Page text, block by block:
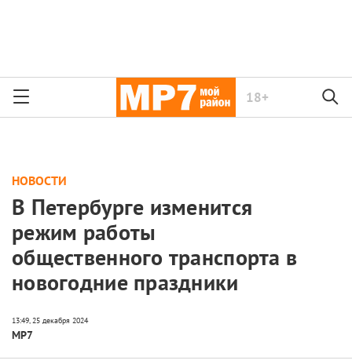
18+
НОВОСТИ
В Петербурге изменится
режим работы
общественного транспорта в
новогодние праздники
МР7